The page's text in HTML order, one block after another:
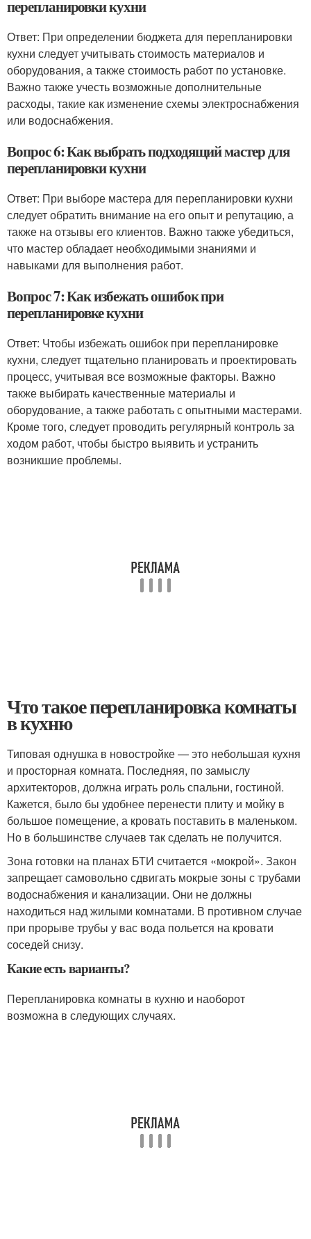
перепланировки кухни
Ответ: При определении бюджета для перепланировки
кухни следует учитывать стоимость материалов и
оборудования, а также стоимость работ по установке.
Важно также учесть возможные дополнительные
расходы, такие как изменение схемы электроснабжения
или водоснабжения.
Вопрос 6: Как выбрать подходящий мастер для
перепланировки кухни
Ответ: При выборе мастера для перепланировки кухни
следует обратить внимание на его опыт и репутацию, а
также на отзывы его клиентов. Важно также убедиться,
что мастер обладает необходимыми знаниями и
навыками для выполнения работ.
Вопрос 7: Как избежать ошибок при
перепланировке кухни
Ответ: Чтобы избежать ошибок при перепланировке
кухни, следует тщательно планировать и проектировать
процесс, учитывая все возможные факторы. Важно
также выбирать качественные материалы и
оборудование, а также работать с опытными мастерами.
Кроме того, следует проводить регулярный контроль за
ходом работ, чтобы быстро выявить и устранить
возникшие проблемы.
Что такое перепланировка комнаты
в кухню
Типовая однушка в новостройке — это небольшая кухня
и просторная комната. Последняя, по замыслу
архитекторов, должна играть роль спальни, гостиной.
Кажется, было бы удобнее перенести плиту и мойку в
большое помещение, а кровать поставить в маленьком.
Но в большинстве случаев так сделать не получится.
Зона готовки на планах БТИ считается «мокрой». Закон
запрещает самовольно сдвигать мокрые зоны с трубами
водоснабжения и канализации. Они не должны
находиться над жилыми комнатами. В противном случае
при прорыве трубы у вас вода польется на кровати
соседей снизу.
Какие есть варианты?
Перепланировка комнаты в кухню и наоборот
возможна в следующих случаях.